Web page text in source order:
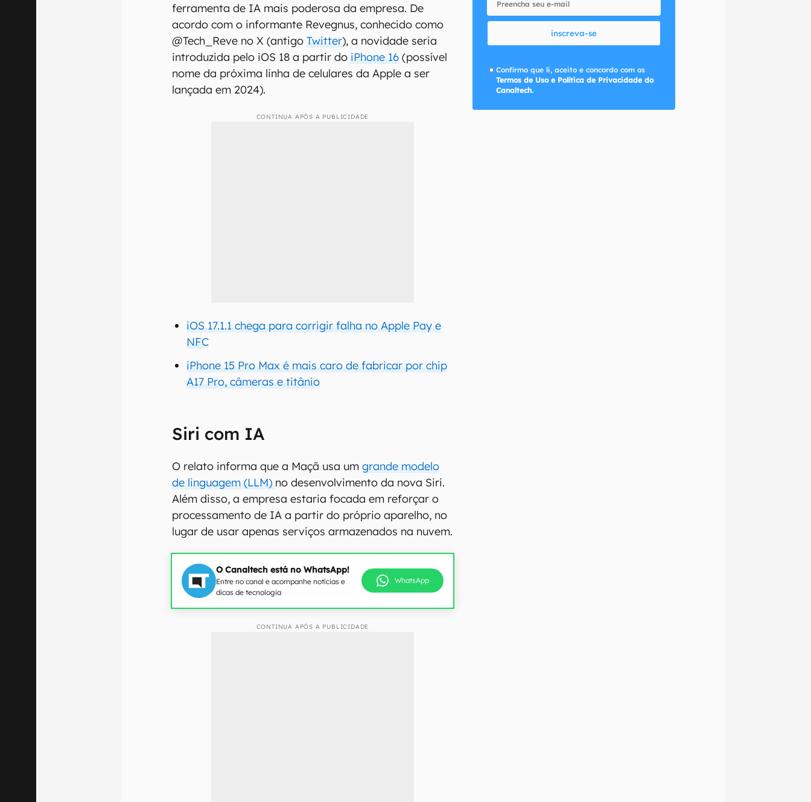
ferramenta de IA mais poderosa da empresa. De
acordo com o informante Revegnus, conhecido como
@Tech_Reve no X (antigoTwitter), a novidade seria
introduzida pelo iOS 18 a partir do iPhone 16 (possível
nome da próxima linha de celulares da Apple a ser
lançada em 2024).
CONTINUA APÓS A PUBLICIDADE
iOS 17.1.1 chega para corrigir falha no Apple Pay e
NFC
iPhone 15 Pro Max é mais caro de fabricar por chip
A17 Pro, câmeras e titânio
Siri com IA
O relato informa que a Maçã usa umgrande modelo
de linguagem (LLM) no desenvolvimento da nova Siri.
Além disso, a empresa estaria focada em reforçar o
processamento de IA a partir do próprio aparelho, no
lugar de usar apenas serviços armazenados na nuvem.
O Canaltech está no WhatsApp!
Entre no canal e acompanhe notícias e
dicas de tecnologia
WhatsApp
CONTINUA APÓS A PUBLICIDADE
inscreva-se
Confirmo que li, aceito e concordo com os
Termos de Uso e Política de Privacidade do
Canaltech.